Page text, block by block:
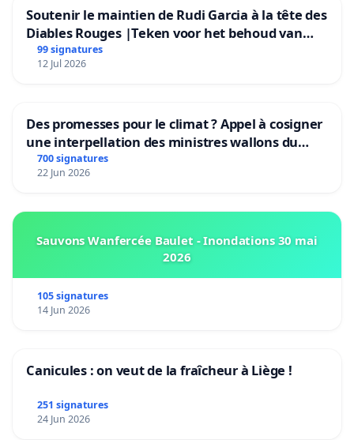
Soutenir le maintien de Rudi Garcia à la tête des
Diables Rouges |Teken voor het behoud van
Rudi Garcia als bondscoach
99 signatures
12 Jul 2026
Des promesses pour le climat ? Appel à cosigner
une interpellation des ministres wallons du
climat et de l’environnement.
700 signatures
22 Jun 2026
Sauvons Wanfercée Baulet - Inondations 30 mai
2026
105 signatures
14 Jun 2026
Canicules : on veut de la fraîcheur à Liège !
251 signatures
24 Jun 2026